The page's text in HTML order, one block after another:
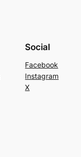
Social
Facebook
Instagram
X